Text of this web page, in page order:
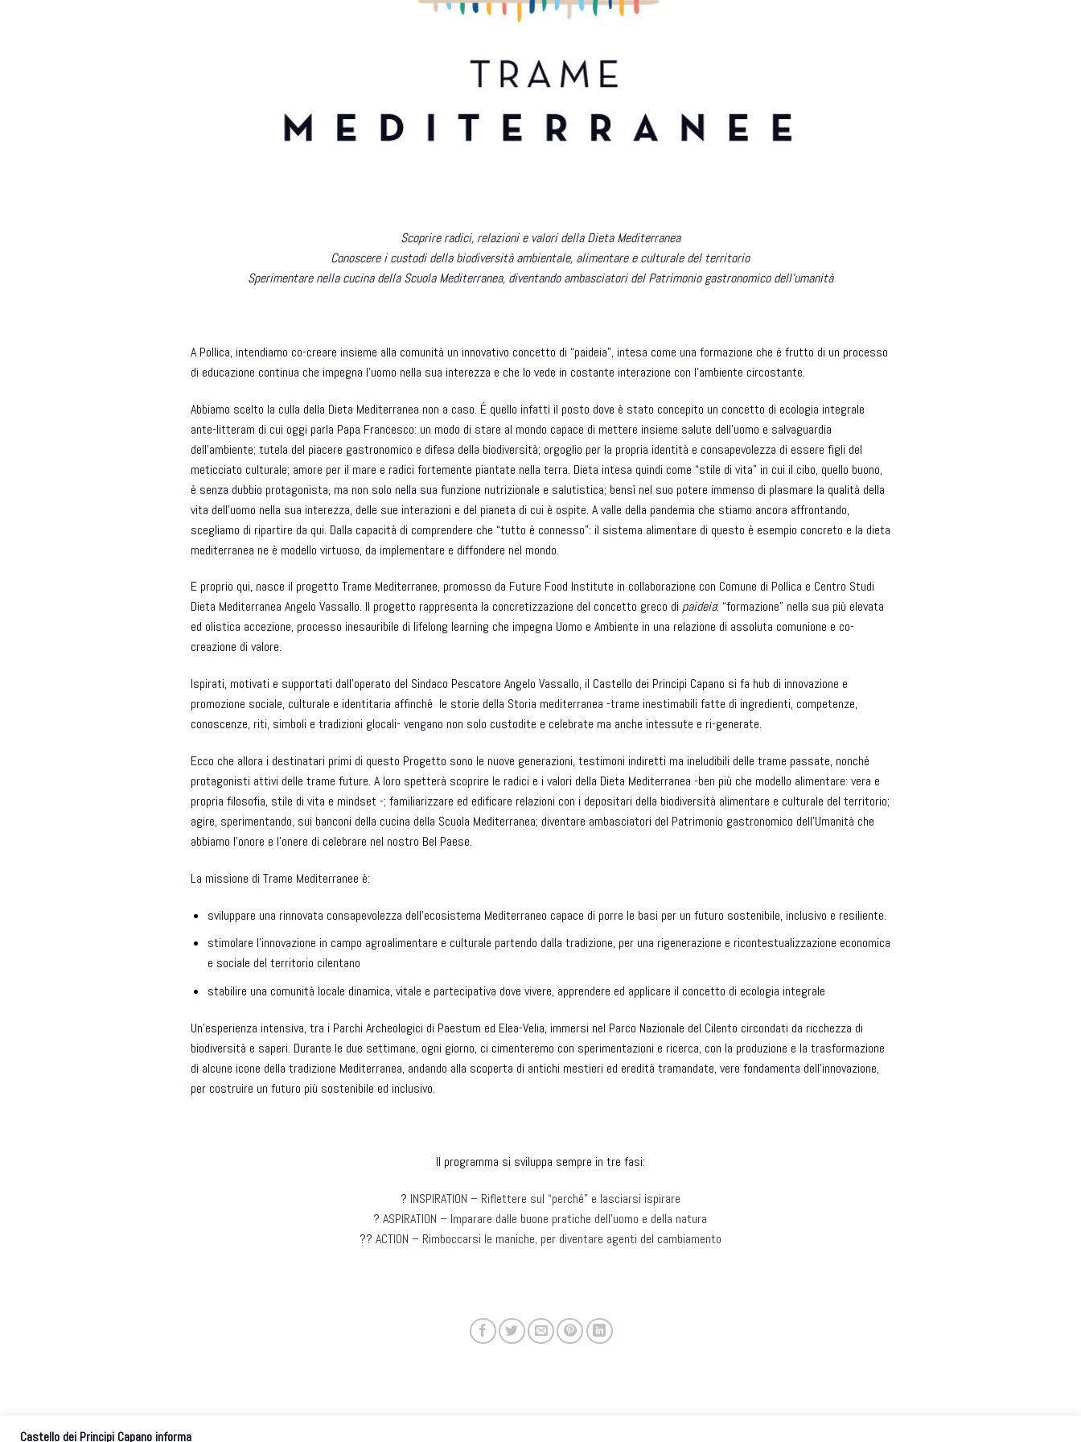
Scoprire radici, relazioni e valori della Dieta Mediterranea
Conoscere i custodi della biodiversità ambientale, alimentare e culturale del territorio
Sperimentare nella cucina della Scuola Mediterranea, diventando ambasciatori del Patrimonio gastronomico dell’umanità
APollica, intendiamo co-creare insieme alla comunità un innovativo concetto di “paideia”, intesa come una formazione che è frutto di un processo
di educazione continua che impegna l’uomo nella sua interezza e che lo vede in costante interazione con l’ambiente circostante.
Abbiamo scelto la culla della Dieta Mediterranea non a caso. É quello infatti il posto dove è stato concepito un concetto di ecologia integrale
ante-litteram di cui oggi parla Papa Francesco: un modo di stare al mondo capace di mettere insieme salute dell’uomo e salvaguardia
dell’ambiente; tutela del piacere gastronomico e difesa della biodiversità; orgoglio per la propria identità e consapevolezza di essere figli del
meticciato culturale; amore per il mare e radici fortemente piantate nella terra. Dieta intesa quindi come “stile di vita” in cui il cibo, quello buono,
è senza dubbio protagonista, ma non solo nella sua funzione nutrizionale e salutistica; bensì nel suo potere immenso di plasmare la qualità della
vita dell’uomo nella sua interezza, delle sue interazioni e del pianeta di cui è ospite. A valle della pandemia che stiamo ancora affrontando,
scegliamo di ripartire da qui. Dalla capacità di comprendere che “tutto è connesso”: il sistema alimentare di questo è esempio concreto e la dieta
mediterranea ne è modello virtuoso, da implementare e diffondere nel mondo.
E proprio qui, nasce il progetto Trame Mediterranee, promosso da Future Food Institute in collaborazione con Comune di Pollica e Centro Studi
Dieta Mediterranea Angelo Vassallo. Il progetto rappresenta la concretizzazione del concetto greco di paideia: “formazione” nella sua più elevata
ed olistica accezione, processo inesauribile di lifelong learning che impegna Uomo e Ambiente in una relazione di assoluta comunione e co-
creazione di valore.
Ispirati, motivati e supportati dall’operato del Sindaco Pescatore Angelo Vassallo, il Castello dei Principi Capano si fa hub di innovazione e
promozione sociale, culturale e identitaria affinché le storie della Storia mediterranea -trame inestimabili fatte di ingredienti, competenze,
conoscenze, riti, simboli e tradizioni glocali- vengano non solo custodite e celebrate ma anche intessute e ri-generate.
Ecco che allora i destinatari primi di questo Progetto sono le nuove generazioni, testimoni indiretti ma ineludibili delle trame passate, nonché
protagonisti attivi delle trame future. A loro spetterà scoprire le radici e i valori della Dieta Mediterranea -ben più che modello alimentare: vera e
propria filosofia, stile di vita e mindset -; familiarizzare ed edificare relazioni con i depositari della biodiversità alimentare e culturale del territorio;
agire, sperimentando, sui banconi della cucina della Scuola Mediterranea; diventare ambasciatori del Patrimonio gastronomico dell’Umanità che
abbiamo l’onore e l’onere di celebrare nel nostro Bel Paese.
La missione di Trame Mediterranee è:
sviluppare una rinnovata consapevolezza dell’ecosistema Mediterraneo capace di porre le basi per un futuro sostenibile, inclusivo e resiliente.
stimolare l’innovazione in campo agroalimentare e culturale partendo dalla tradizione, per una rigenerazione e ricontestualizzazione economica
e sociale del territorio cilentano
stabilire una comunità locale dinamica, vitale e partecipativa dove vivere, apprendere ed applicare il concetto di ecologia integrale
Un’esperienza intensiva, tra i Parchi Archeologici di Paestum ed Elea-Velia, immersi nel Parco Nazionale del Cilento circondati da ricchezza di
biodiversità e saperi. Durante le due settimane, ogni giorno, ci cimenteremo con sperimentazioni e ricerca, con la produzione e la trasformazione
di alcune icone della tradizione Mediterranea, andando alla scoperta di antichi mestieri ed eredità tramandate, vere fondamenta dell’innovazione,
per costruire un futuro più sostenibile ed inclusivo.
Il programma si sviluppa sempre in tre fasi:
? INSPIRATION – Riflettere sul “perché” e lasciarsi ispirare
? ASPIRATION – Imparare dalle buone pratiche dell’uomo e della natura
?‍? ACTION – Rimboccarsi le maniche, per diventare agenti del cambiamento
Castello dei Principi Capano informa